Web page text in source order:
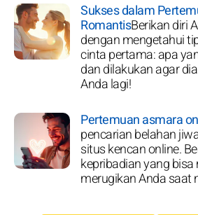
Sukses dalam
RomantisBerikan diri
dengan mengetahui
cinta pertama: apa
dan dilakukan agar
Anda lagi!
Pertemuan asmara
pencarian belahan
situs kencan online.
kepribadian yang
merugikan Anda saat